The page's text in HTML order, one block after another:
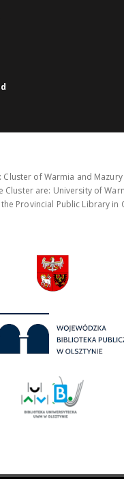
of Warmia and
Cluster are: University of
Provincial Public Library in